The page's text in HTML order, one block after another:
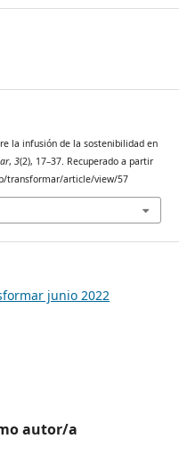
la infusión de la sostenibilidad en
, 3(2), 17–37. Recuperado a partir
transformar/article/view/57
junio 2022
autor/a